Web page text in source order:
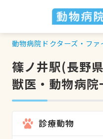
動物病院ドクターズ・ファ
篠ノ井駅(長野
獣医・動物病院
診療動物